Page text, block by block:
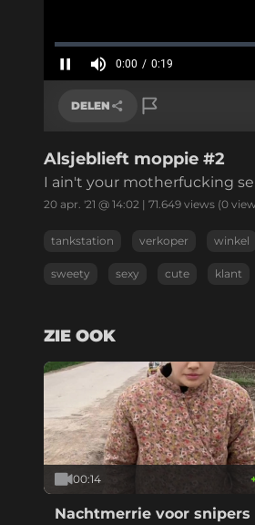
Huidige
tijd
0:00 / 0:19
Geladen:
0%
DELEN
Link kopiëren
Alsjeblieft moppie #2
I ain't your motherfucking
20 apr. '21 @ 14:02 | 71.649 views (0
tankstation verkoper winkel
sweety sexy cute klant
ZIE OOK
00:14
Nachtmerrie voor snipers